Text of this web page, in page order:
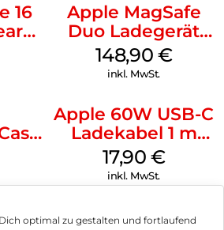
optimal zu gestalten und fortlaufend
16
Apple MagSafe
Duo Ladegerät
Weiß
148,90 €
inkl. MwSt.
Apple 60W USB-C
Ladekabel 1 m
Weiß
17,90 €
inkl. MwSt.